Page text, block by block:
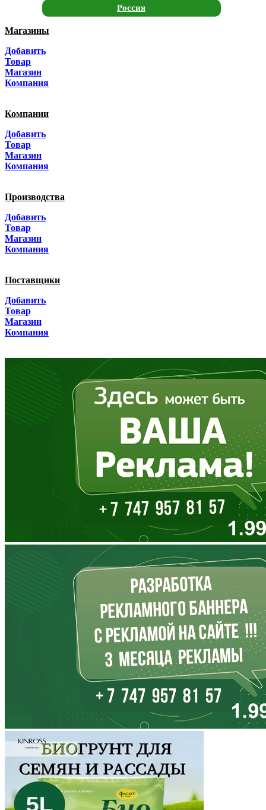
Россия
Волгоградская область
Вологодская область
Дагестан
Еврейская АО
Забайкальский край
Запорожская область
Ивановская область
Иркутская область
Кабардино-Балкария
Калининградская область
Калмыкия
Калужская область
Камчатский край
Карачаево-Черкесия
Карелия
Кемеровская область
Кировская область
Магазины
Добавить
Товар
Магазин
Компания
Компании
Добавить
Товар
Магазин
Компания
Производства
Добавить
Товар
Магазин
Компания
Поставщики
Добавить
Товар
Магазин
Компания